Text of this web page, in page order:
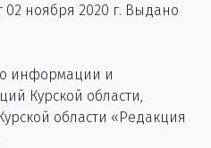
02 ноября 2020 г. Выдано
информации и
Курской области,
области «Редакция